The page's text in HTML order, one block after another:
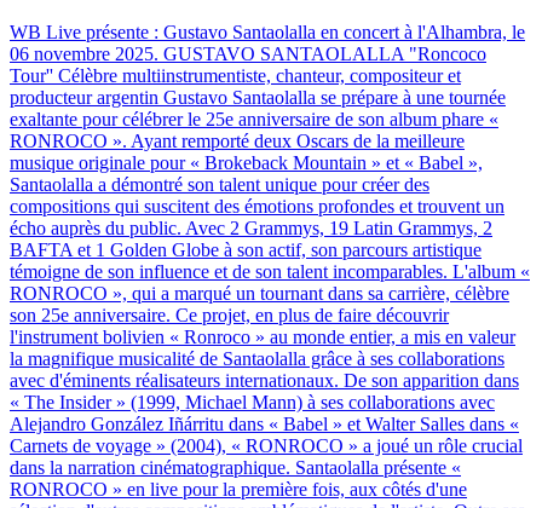
WB Live présente : Gustavo Santaolalla en concert à l'Alhambra, le
06 novembre 2025. GUSTAVO SANTAOLALLA "Roncoco
Tour'' Célèbre multiinstrumentiste, chanteur, compositeur et
producteur argentin Gustavo Santaolalla se prépare à une tournée
exaltante pour célébrer le 25e anniversaire de son album phare «
RONROCO ». Ayant remporté deux Oscars de la meilleure
musique originale pour « Brokeback Mountain » et « Babel »,
Santaolalla a démontré son talent unique pour créer des
compositions qui suscitent des émotions profondes et trouvent un
écho auprès du public. Avec 2 Grammys, 19 Latin Grammys, 2
BAFTA et 1 Golden Globe à son actif, son parcours artistique
témoigne de son influence et de son talent incomparables. L'album «
RONROCO », qui a marqué un tournant dans sa carrière, célèbre
son 25e anniversaire. Ce projet, en plus de faire découvrir
l'instrument bolivien « Ronroco » au monde entier, a mis en valeur
la magnifique musicalité de Santaolalla grâce à ses collaborations
avec d'éminents réalisateurs internationaux. De son apparition dans
« The Insider » (1999, Michael Mann) à ses collaborations avec
Alejandro González Iñárritu dans « Babel » et Walter Salles dans «
Carnets de voyage » (2004), « RONROCO » a joué un rôle crucial
dans la narration cinématographique. Santaolalla présente «
RONROCO » en live pour la première fois, aux côtés d'une